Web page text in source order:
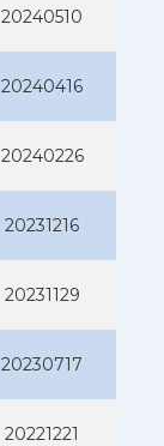
20240510
20240416
20240226
20231216
20231129
20230717
20221221